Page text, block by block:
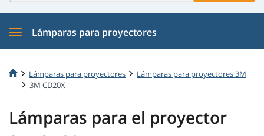
Lámparas para proyectores
Lámparas para proyectores
Lámparas para proyectores 3M
3M CD20X
Lámparas para el proyector